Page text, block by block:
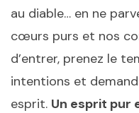
au diable… en ne
cœurs purs et nos
d’entrer, prenez le
intentions et
esprit. Un esprit pur